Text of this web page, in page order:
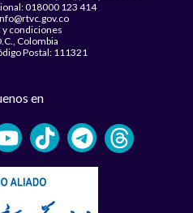
018000 123 414
condiciones
Colombia
Postal: 111321
en